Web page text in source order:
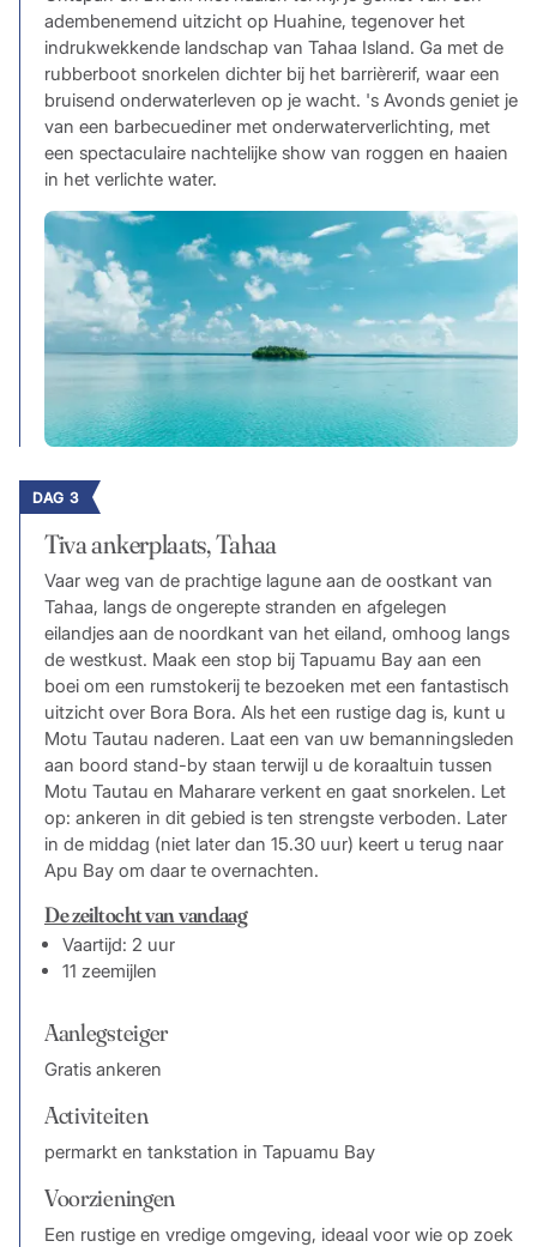
adembenemend uitzicht op Huahine, tegenover het
indrukwekkende landschap van Tahaa Island. Ga met de
rubberboot snorkelen dichter bij het barrièrerif, waar een
bruisend onderwaterleven op je wacht. 's Avonds geniet je
van een barbecuediner met onderwaterverlichting, met
een spectaculaire nachtelijke show van roggen en haaien
in het verlichte water.
DAG 3
Tiva ankerplaats, Tahaa
Vaar weg van de prachtige lagune aan de oostkant van
Tahaa, langs de ongerepte stranden en afgelegen
eilandjes aan de noordkant van het eiland, omhoog langs
de westkust. Maak een stop bij Tapuamu Bay aan een
boei om een ​​rumstokerij te bezoeken met een fantastisch
uitzicht over Bora Bora. Als het een rustige dag is, kunt u
Motu Tautau naderen. Laat een van uw bemanningsleden
aan boord stand-by staan ​​terwijl u de koraaltuin tussen
Motu Tautau en Maharare verkent en gaat snorkelen. Let
op: ankeren in dit gebied is ten strengste verboden. Later
in de middag (niet later dan 15.30 uur) keert u terug naar
Apu Bay om daar te overnachten.
De zeiltocht van vandaag
Vaartijd: 2 uur
11 zeemijlen
Aanlegsteiger
Gratis ankeren
Activiteiten
permarkt en tankstation in Tapuamu Bay
Voorzieningen
Een rustige en vredige omgeving, ideaal voor wie op zoek